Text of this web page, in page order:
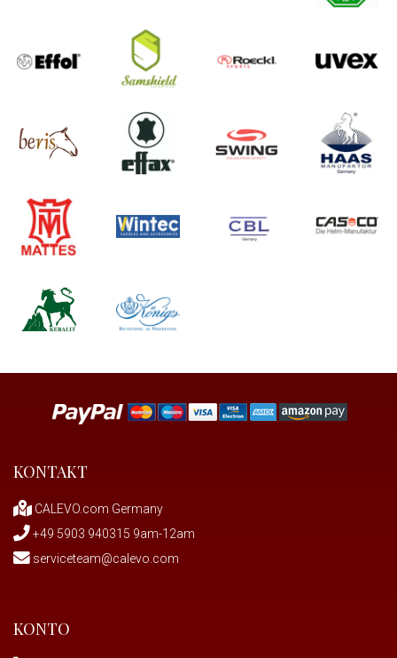
KONTAKT
CALEVO.com Germany
+49 5903 940315 9am-12am
serviceteam@calevo.com
KONTO